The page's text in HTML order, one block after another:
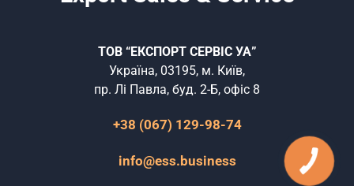
ТОВ “ЕКСПОРТ СЕРВІС УА”
Україна, 03195, м. Київ,
пр. Лі Павла, буд. 2-Б, офіс 8
+38 (067) 129-98-74
info@ess.business